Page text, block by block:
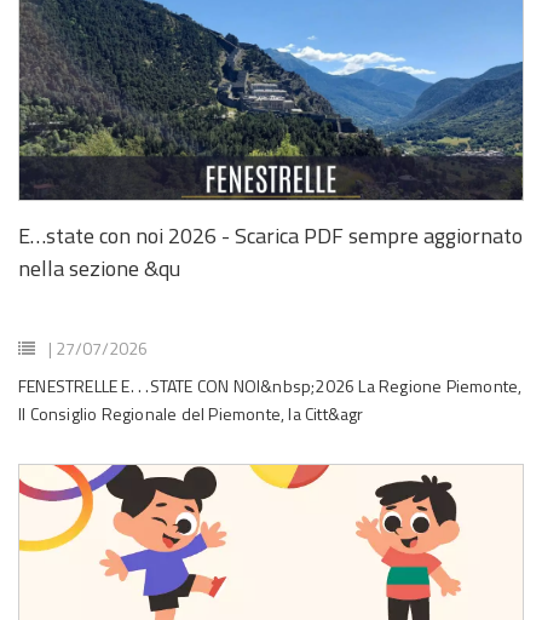
E…state con noi 2026 - Scarica PDF sempre aggiornato
nella sezione &qu
| 27/07/2026
FENESTRELLE E. . .STATE CON NOI&nbsp;2026 La Regione Piemonte,
Il Consiglio Regionale del Piemonte, la Citt&agr